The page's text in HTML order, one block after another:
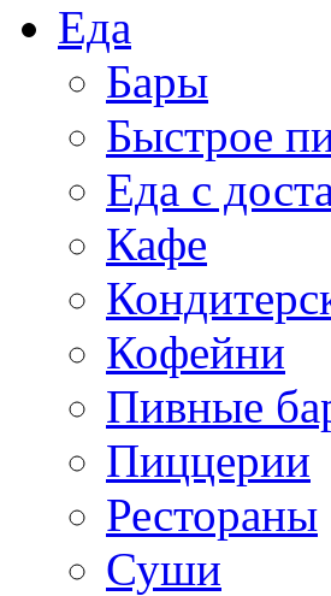
Еда
Бары
Быстрое
Еда с
Кафе
Кофейни
Пивные
Пиццерии
Рестораны
Суши